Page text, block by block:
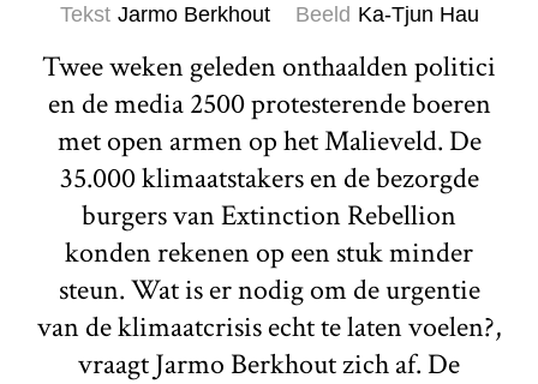
Tekst Jarmo Berkhout Beeld Ka-Tjun Hau
Twee weken geleden onthaalden politici
en de media 2500 protesterende boeren
met open armen op het Malieveld. De
35.000 klimaatstakers en de bezorgde
burgers van Extinction Rebellion
konden rekenen op een stuk minder
steun. Wat is er nodig om de urgentie
van de klimaatcrisis echt te laten voelen?,
vraagt Jarmo Berkhout zich af. De